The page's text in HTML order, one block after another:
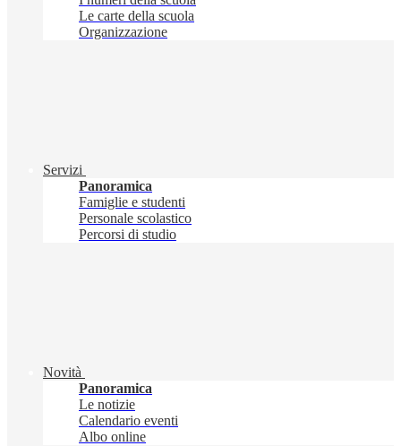
Le carte della scuola
Organizzazione
Servizi
Panoramica
Famiglie e studenti
Personale scolastico
Percorsi di studio
Novità
Panoramica
Le notizie
Calendario eventi
Albo online